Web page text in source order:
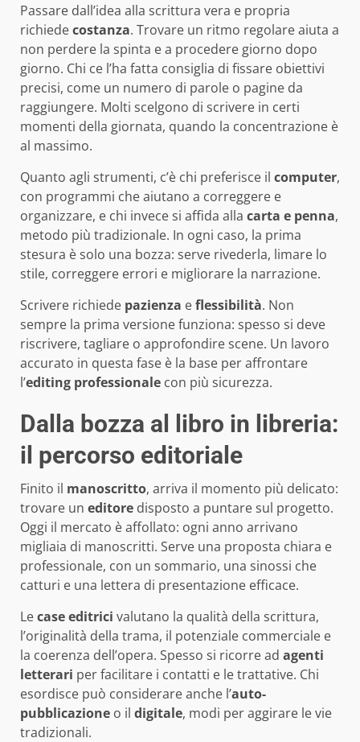
Passare dall’idea alla scrittura vera e propria
richiedecostanza. Trovare un ritmo regolare aiuta a
non perdere la spinta e a procedere giorno dopo
giorno. Chi ce l’ha fatta consiglia di fissare obiettivi
precisi, come un numero di parole o pagine da
raggiungere. Molti scelgono di scrivere in certi
momenti della giornata, quando la concentrazione è
al massimo.
Quanto agli strumenti, c’è chi preferisce il computer,
con programmi che aiutano a correggere e
organizzare, e chi invece si affida alla carta e penna,
metodo più tradizionale. In ogni caso, la prima
stesura è solo una bozza: serve rivederla, limare lo
stile, correggere errori e migliorare la narrazione.
Scrivere richiede pazienza eflessibilità. Non
sempre la prima versione funziona: spesso si deve
riscrivere, tagliare o approfondire scene. Un lavoro
accurato in questa fase è la base per affrontare
l’editing professionale con più sicurezza.
Dalla bozza al libro in libreria:
il percorso editoriale
Finito il manoscritto, arriva il momento più delicato:
trovare un editore disposto a puntare sul progetto.
Oggi il mercato è affollato: ogni anno arrivano
migliaia di manoscritti. Serve una proposta chiara e
professionale, con un sommario, una sinossi che
catturi e una lettera di presentazione efficace.
Lecase editrici valutano la qualità della scrittura,
l’originalità della trama, il potenziale commerciale e
la coerenza dell’opera. Spesso si ricorre ad agenti
letterari per facilitare i contatti e le trattative. Chi
esordisce può considerare anche l’auto-
pubblicazione o il digitale, modi per aggirare le vie
tradizionali.